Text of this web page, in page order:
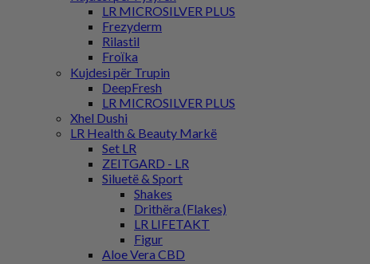
LR MICROSILVER PLUS
Frezyderm
Rilastil
Froϊka
Kujdesi për Trupin
DeepFresh
LR MICROSILVER PLUS
Xhel Dushi
LR Health & Beauty Markë
Set LR
ZEITGARD - LR
Siluetë & Sport
Shakes
Drithëra (Flakes)
LR LIFETAKT
Figur
Aloe Vera CBD